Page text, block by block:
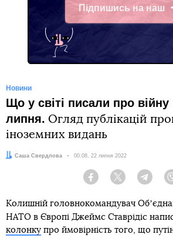
Підпишись на наш
Telegram
Новини
Що у світі писали про війну
липня. Огляд публікацій
іноземних видань
Автор:
Саша Свердлова Дата:
00:08, 22 липня 2022
Facebook Twitter
Колишній головнокомандувач
НАТО в Європі Джеймс Ставрідіс
колонку про ймовірність того, що